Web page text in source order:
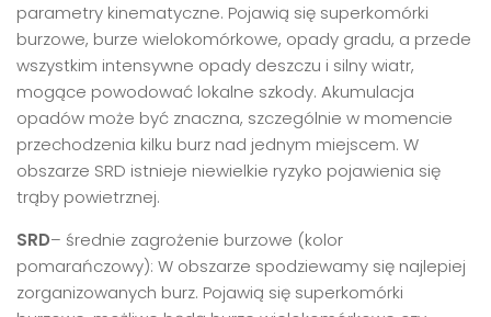
parametry kinematyczne. Pojawią się superkomórki
burzowe, burze wielokomórkowe, opady gradu, a przede
wszystkim intensywne opady deszczu i silny wiatr,
mogące powodować lokalne szkody. Akumulacja
opadów może być znaczna, szczególnie w momencie
przechodzenia kilku burz nad jednym miejscem. W
obszarze SRD istnieje niewielkie ryzyko pojawienia się
trąby powietrznej.
SRD– średnie zagrożenie burzowe (kolor
pomarańczowy): W obszarze spodziewamy się najlepiej
zorganizowanych burz. Pojawią się superkomórki